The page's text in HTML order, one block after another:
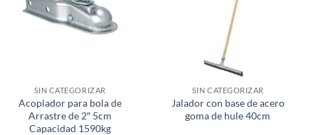
SIN CATEGORIZAR
Acoplador para bola de
Arrastre de 2″ 5cm
Capacidad 1590kg
SIN CATEGORIZAR
Jalador con base de acero
goma de hule 40cm